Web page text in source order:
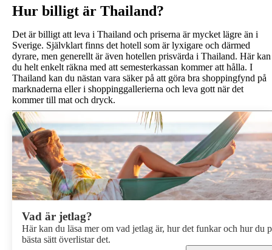
Hur billigt är Thailand?
Det är billigt att leva i Thailand och priserna är mycket lägre än i
Sverige. Självklart finns det hotell som är lyxigare och därmed
dyrare, men generellt är även hotellen prisvärda i Thailand. Här kan
du helt enkelt räkna med att semesterkassan kommer att hålla. I
Thailand kan du nästan vara säker på att göra bra shoppingfynd på
marknaderna eller i shoppinggallerierna och leva gott när det
kommer till mat och dryck.
Vad är jetlag?
Här kan du läsa mer om vad jetlag är, hur det funkar och hur du
bästa sätt överlistar det.